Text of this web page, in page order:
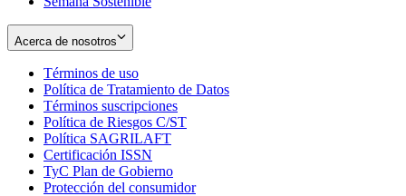
Acerca de nosotros
Términos de uso
in
new
window
Política de Tratamiento de Datos
Términos suscripciones
in
Política de Riesgos C/ST
Política SAGRILAFT
new
window
Certificación ISSN
in
new
TyC Plan de Gobierno
in
Protección del consumidorOpens